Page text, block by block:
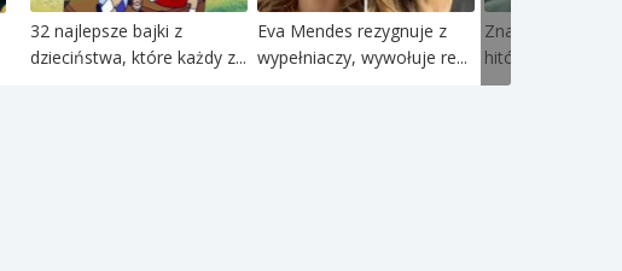
32 najlepsze bajki z
dzieciństwa, które każdy z...
Eva Mendes rezygnuje z
wypełniaczy, wywołuje re...
Znani aktorzy z
hitów lat 90-tych